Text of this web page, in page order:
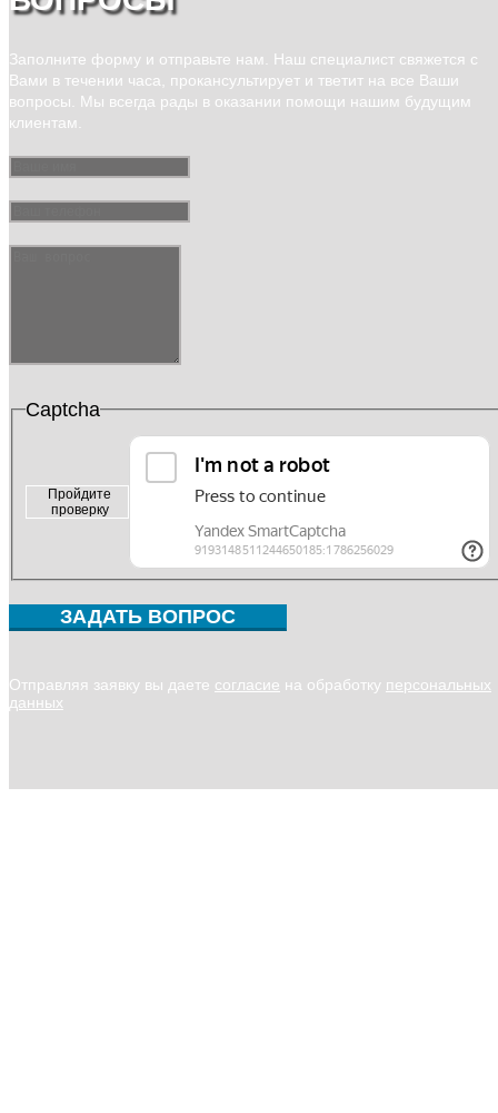
Заполните форму и отправьте нам. Наш специалист свяжется с
Вами в течении часа, прокансультирует и тветит на все Ваши
вопросы. Мы всегда рады в оказании помощи нашим будущим
клиентам.
Captcha
Пройдите
проверку
ЗАДАТЬ ВОПРОС
Отправляя заявку вы даете согласие на обработку персональных
данных